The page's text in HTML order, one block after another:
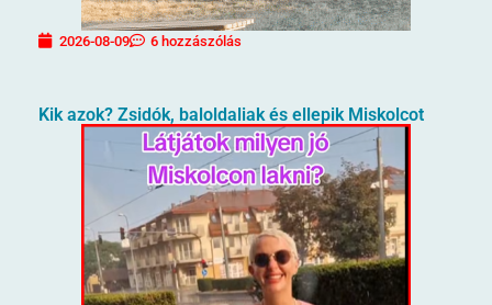
2026-08-09 6 hozzászólás
Kik azok? Zsidók, baloldaliak és ellepik Miskolcot